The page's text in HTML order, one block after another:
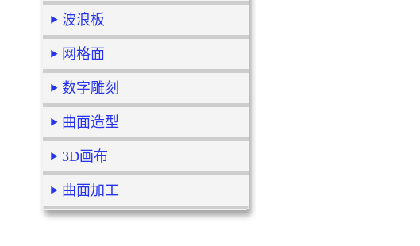
波浪板
网格面
数字雕刻
曲面造型
3D画布
曲面加工